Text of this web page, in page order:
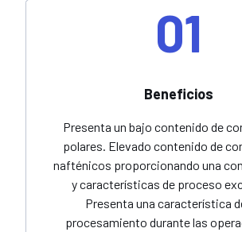
01
Beneficios
Presenta un bajo contenido de
polares. Elevado contenido de
nafténicos proporcionando una
y características de proceso
Presenta una característica
procesamiento durante las